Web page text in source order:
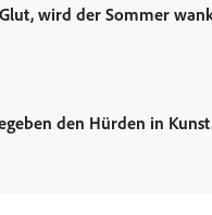
wird der Sommer
den Hürden in